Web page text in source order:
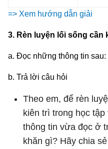
=> Xem hướng dẫn giải
3. Rèn luyện lối sống cần
a. Đọc những thông tin sau:
b. Trả lời câu hỏi
Theo em, để rèn
kiên trì trong học
thông tin vừa đọc ở
khăn gì? Hãy chia